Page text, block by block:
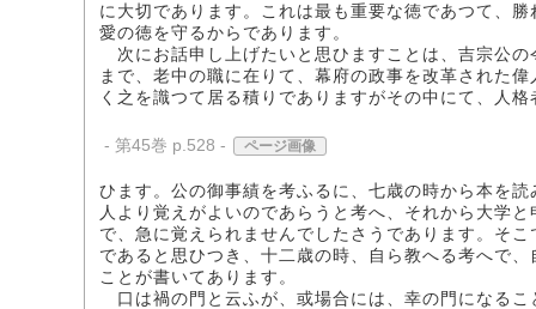
に大切であります。これは最も重要な徳であつて、
愛の徳を守るからであります。
次にお話申し上げたいと思ひますことは、吉宗公
まで、老中の職に在りて、幕府の政事を改革された
く之を識つて居る積りでありますがその中にて、人
- 第45巻 p.528 - ページ画像
ひます。公の御事績を考ふるに、七歳の時から本を
人より覚えがよいのであらうと考へ、それから大学
で、急に覚えられませんでしたさうであります。そ
であると思ひつき、十二歳の時、自ら教へる考へで
ことが書いてあります。
口は禍の門と云ふが、或場合には、幸の門になる